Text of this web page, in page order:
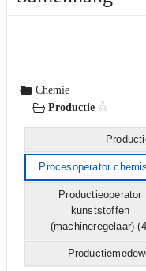
Chemie
Productie
Procesoperator
Productieoperator
kunststoffen
(machineregelaar)